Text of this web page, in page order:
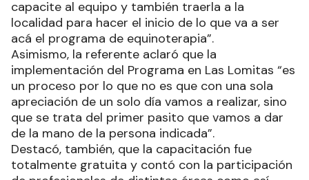
capacite al equipo y también traerla a la
localidad para hacer el inicio de lo que va a ser
acá el programa de equinoterapia”.
Asimismo, la referente aclaró que la
implementación del Programa en Las Lomitas “es
un proceso por lo que no es que con una sola
apreciación de un solo día vamos a realizar, sino
que se trata del primer pasito que vamos a dar
de la mano de la persona indicada”.
Destacó, también, que la capacitación fue
totalmente gratuita y contó con la participación